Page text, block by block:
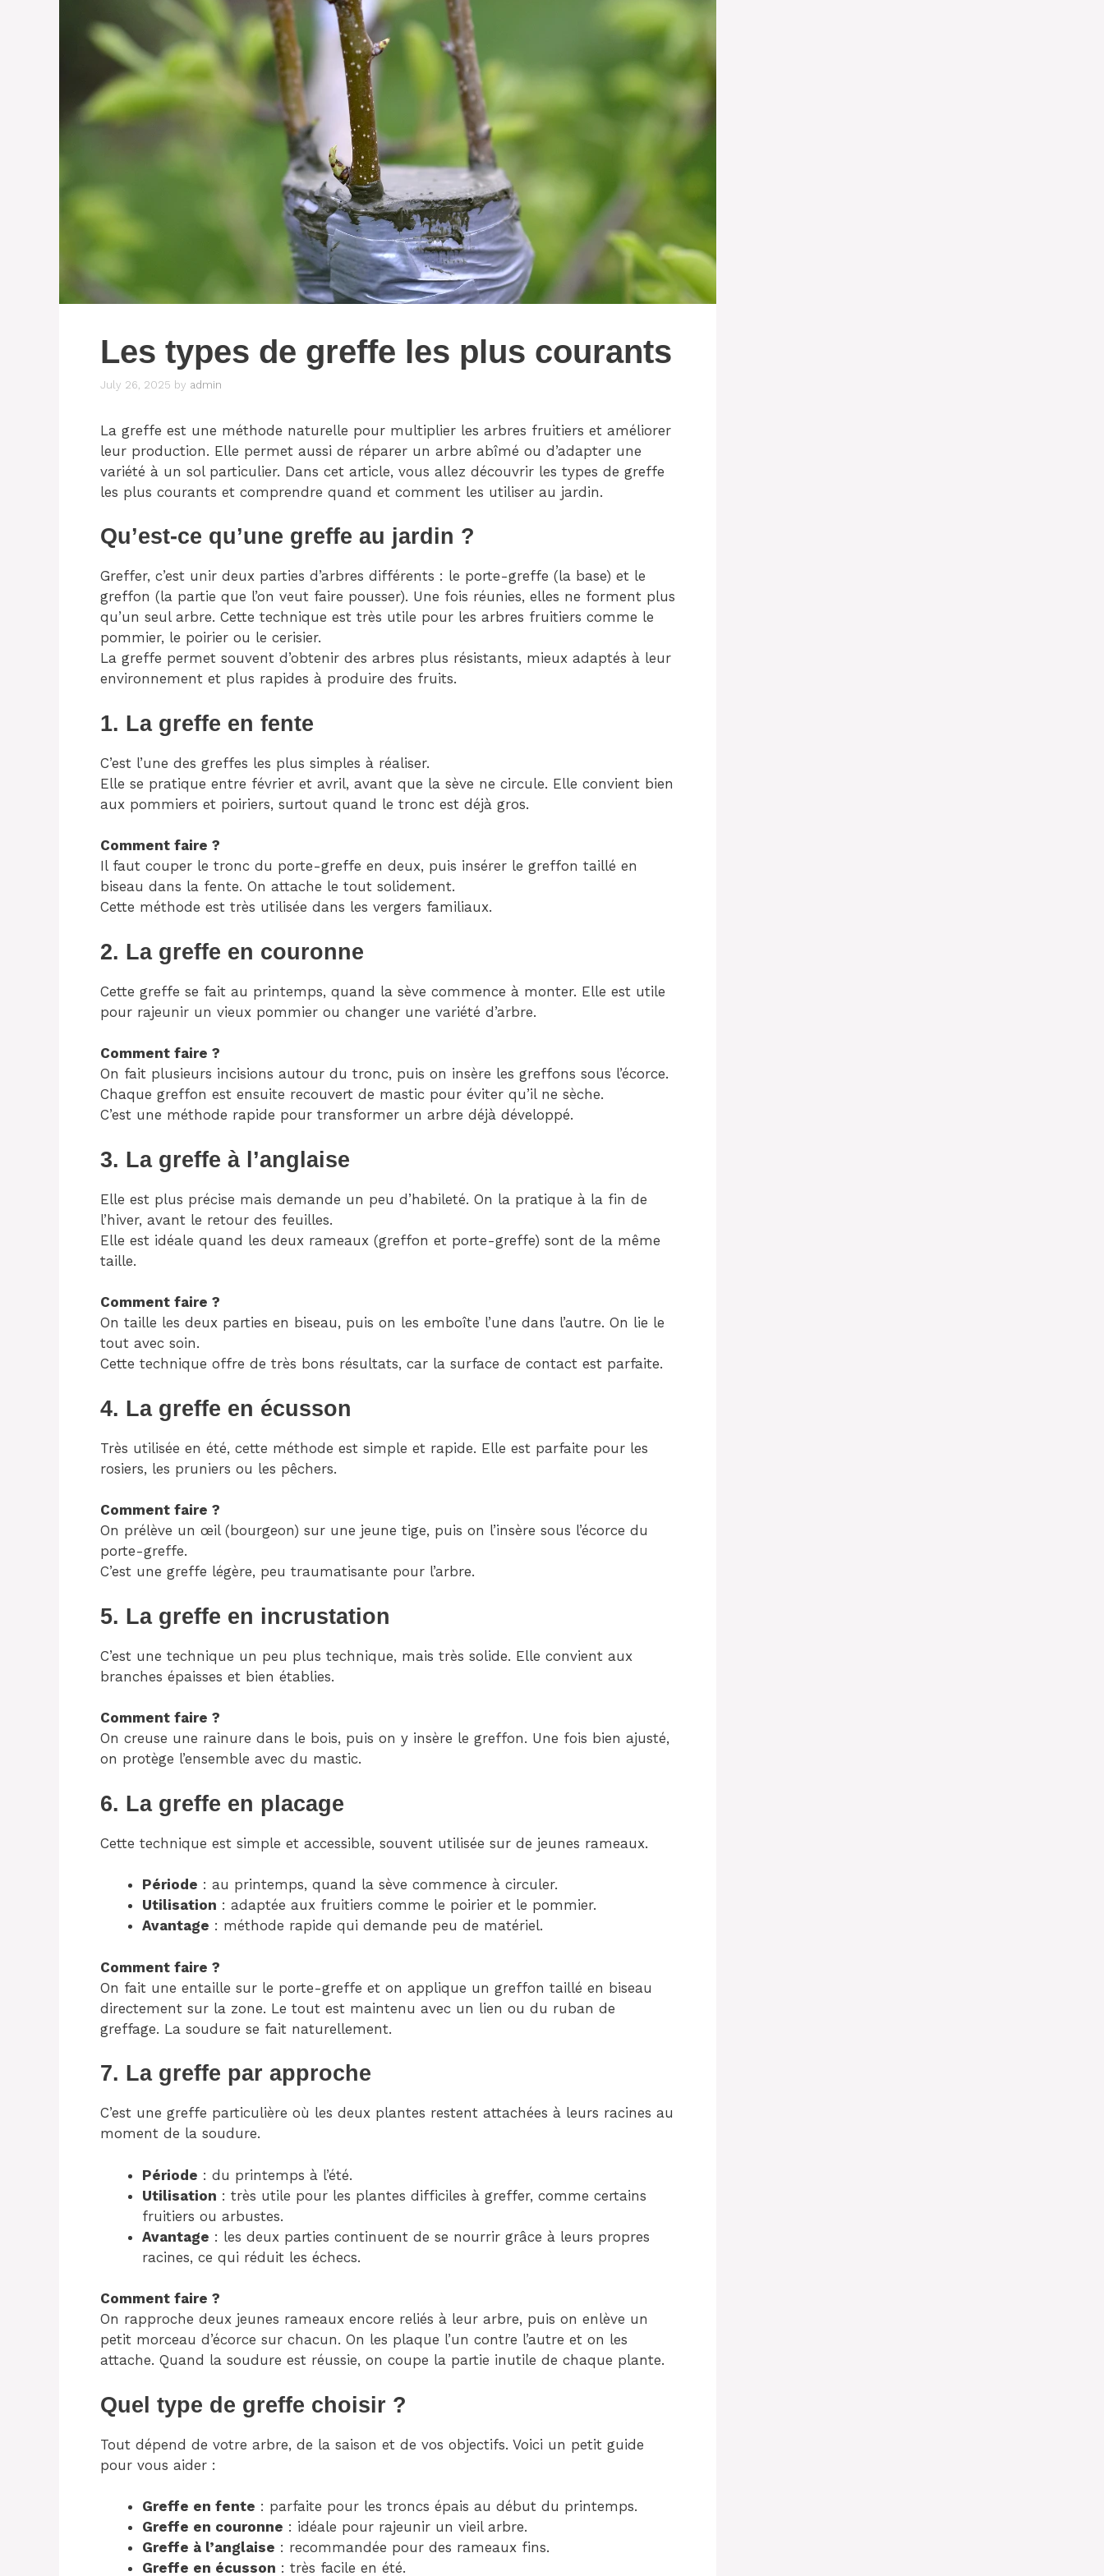
Les types de greffe les plus courants
July 26, 2025 by admin
La greffe est une méthode naturelle pour multiplier les arbres fruitiers et améliorer
leur production. Elle permet aussi de réparer un arbre abîmé ou d’adapter une
variété à un sol particulier. Dans cet article, vous allez découvrir les types de greffe
les plus courants et comprendre quand et comment les utiliser au jardin.
Qu’est-ce qu’une greffe au jardin ?
Greffer, c’est unir deux parties d’arbres différents : le porte-greffe (la base) et le
greffon (la partie que l’on veut faire pousser). Une fois réunies, elles ne forment plus
qu’un seul arbre. Cette technique est très utile pour les arbres fruitiers comme le
pommier, le poirier ou le cerisier.
La greffe permet souvent d’obtenir des arbres plus résistants, mieux adaptés à leur
environnement et plus rapides à produire des fruits.
1. La greffe en fente
C’est l’une des greffes les plus simples à réaliser.
Elle se pratique entre février et avril, avant que la sève ne circule. Elle convient bien
aux pommiers et poiriers, surtout quand le tronc est déjà gros.
Comment faire ?
Il faut couper le tronc du porte-greffe en deux, puis insérer le greffon taillé en
biseau dans la fente. On attache le tout solidement.
Cette méthode est très utilisée dans les vergers familiaux.
2. La greffe en couronne
Cette greffe se fait au printemps, quand la sève commence à monter. Elle est utile
pour rajeunir un vieux pommier ou changer une variété d’arbre.
Comment faire ?
On fait plusieurs incisions autour du tronc, puis on insère les greffons sous l’écorce.
Chaque greffon est ensuite recouvert de mastic pour éviter qu’il ne sèche.
C’est une méthode rapide pour transformer un arbre déjà développé.
3. La greffe à l’anglaise
Elle est plus précise mais demande un peu d’habileté. On la pratique à la fin de
l’hiver, avant le retour des feuilles.
Elle est idéale quand les deux rameaux (greffon et porte-greffe) sont de la même
taille.
Comment faire ?
On taille les deux parties en biseau, puis on les emboîte l’une dans l’autre. On lie le
tout avec soin.
Cette technique offre de très bons résultats, car la surface de contact est parfaite.
4. La greffe en écusson
Très utilisée en été, cette méthode est simple et rapide. Elle est parfaite pour les
rosiers, les pruniers ou les pêchers.
Comment faire ?
On prélève un œil (bourgeon) sur une jeune tige, puis on l’insère sous l’écorce du
porte-greffe.
C’est une greffe légère, peu traumatisante pour l’arbre.
5. La greffe en incrustation
C’est une technique un peu plus technique, mais très solide. Elle convient aux
branches épaisses et bien établies.
Comment faire ?
On creuse une rainure dans le bois, puis on y insère le greffon. Une fois bien ajusté,
on protège l’ensemble avec du mastic.
6. La greffe en placage
Cette technique est simple et accessible, souvent utilisée sur de jeunes rameaux.
Période : au printemps, quand la sève commence à circuler.
Utilisation : adaptée aux fruitiers comme le poirier et le pommier.
Avantage : méthode rapide qui demande peu de matériel.
Comment faire ?
On fait une entaille sur le porte-greffe et on applique un greffon taillé en biseau
directement sur la zone. Le tout est maintenu avec un lien ou du ruban de
greffage. La soudure se fait naturellement.
7. La greffe par approche
C’est une greffe particulière où les deux plantes restent attachées à leurs racines au
moment de la soudure.
Période : du printemps à l’été.
Utilisation : très utile pour les plantes difficiles à greffer, comme certains
fruitiers ou arbustes.
Avantage : les deux parties continuent de se nourrir grâce à leurs propres
racines, ce qui réduit les échecs.
Comment faire ?
On rapproche deux jeunes rameaux encore reliés à leur arbre, puis on enlève un
petit morceau d’écorce sur chacun. On les plaque l’un contre l’autre et on les
attache. Quand la soudure est réussie, on coupe la partie inutile de chaque plante.
Quel type de greffe choisir ?
Tout dépend de votre arbre, de la saison et de vos objectifs. Voici un petit guide
pour vous aider :
Greffe en fente : parfaite pour les troncs épais au début du printemps.
Greffe en couronne : idéale pour rajeunir un vieil arbre.
Greffe à l’anglaise : recommandée pour des rameaux fins.
Greffe en écusson : très facile en été.